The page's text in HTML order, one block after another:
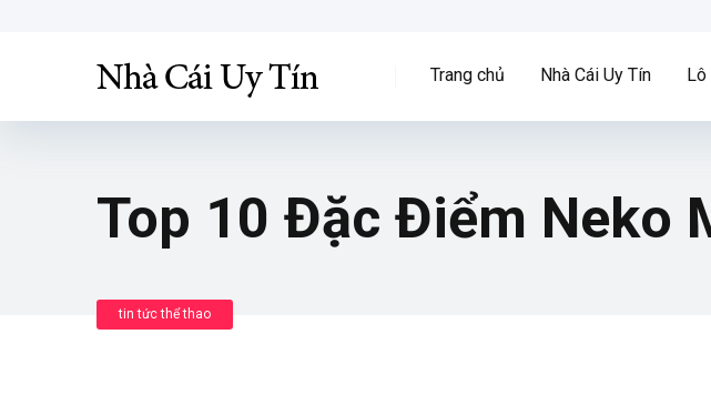
Trang chủ Nhà Cái Uy Tín Lô
Top 10 Đặc Điểm Neko
tin tức thể thao